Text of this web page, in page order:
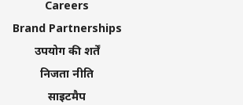
Careers
Brand Partnerships
उपयोग की शर्तें
निजता नीति
साइटमैप